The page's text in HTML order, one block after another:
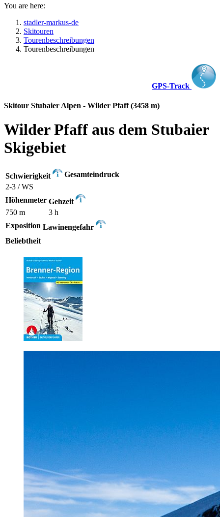
You are here:
stadler-markus-de
Skitouren
Tourenbeschreibungen
Tourenbeschreibungen
GPS-Track
Skitour Stubaier Alpen - Wilder Pfaff (3458 m)
Wilder Pfaff aus dem Stubaier
Skigebiet
Schwierigkeit
Gesamteindruck
2-3 / WS
Höhenmeter Gehzeit
750 m
3 h
Exposition Lawinengefahr
Beliebtheit